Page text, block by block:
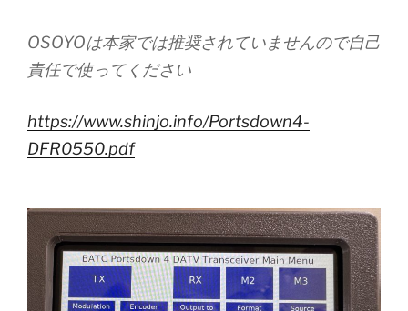
OSOYOは本家では推奨されていませんので自己
責任で使ってください
https://www.shinjo.info/Portsdown4-
DFR0550.pdf